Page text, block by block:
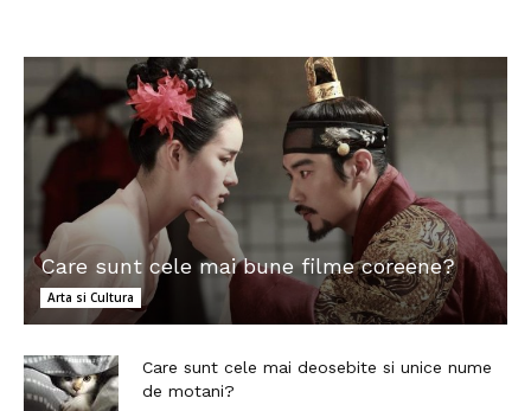
Care sunt cele mai bune filme coreene?
Arta si Cultura
Care sunt cele mai deosebite si unice nume
de motani?